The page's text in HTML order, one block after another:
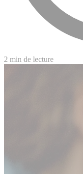
2 min de lecture